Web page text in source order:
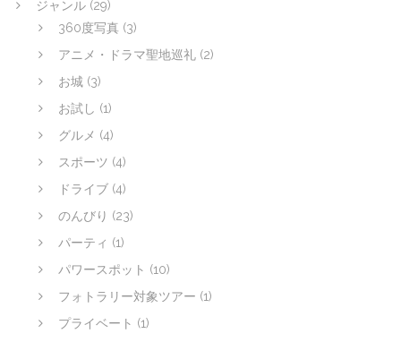
ジャンル (29)
360度写真 (3)
アニメ・ドラマ聖地巡礼 (2)
お城 (3)
お試し (1)
グルメ (4)
スポーツ (4)
ドライブ (4)
のんびり (23)
パーティ (1)
パワースポット (10)
フォトラリー対象ツアー (1)
プライベート (1)